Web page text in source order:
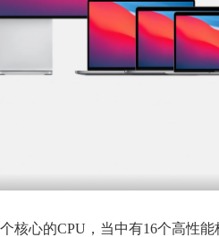
核心的CPU，当中有16个高性